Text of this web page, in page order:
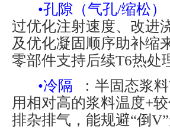
•孔隙（气孔/缩松）
过优化注射速度、改进
及优化凝固顺序助补缩
零部件支持后续T6热处
•冷隔
：半固态浆
用相对高的浆料温度+
排杂排气，能规避“倒